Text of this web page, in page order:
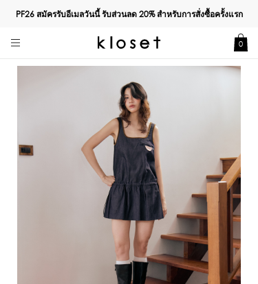
PF26 สมัครรับอีเมลวันนี้ รับส่วนลด20%สำหรับการสั่งซื้อครั้งแรก
0